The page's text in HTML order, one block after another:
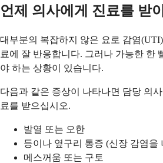
언제 의사에게 진료를 받
대부분의 복잡하지 않은 요로 감염
료에 잘 반응합니다. 그러나 가능한 한
야 하는 상황이 있습니다.
다음과 같은 증상이 나타나면 담당 의
료를 받으십시오.
발열 또는 오한
등이나 옆구리 통증 (신장 감염을
메스꺼움 또는 구토